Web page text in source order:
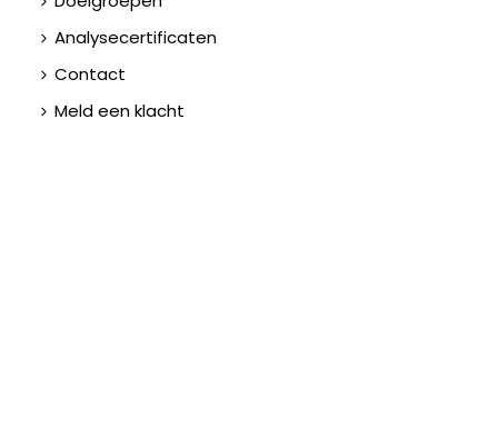
Analysecertificaten
Contact
Meld een klacht